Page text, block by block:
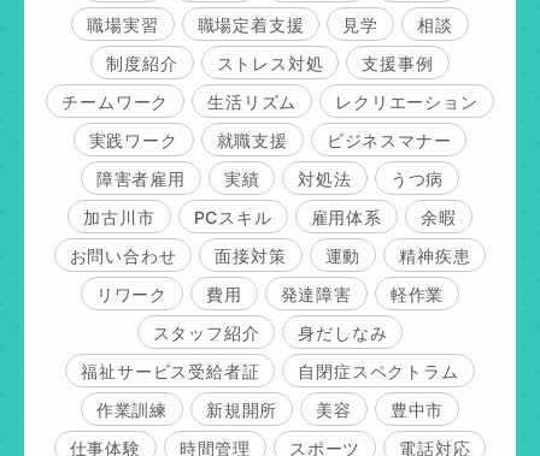
職場実習
職場定着支援 見学
相談
制度紹介
ストレス対処
支援事例
チームワーク
生活リズム
レクリエーション
実践ワーク
就職支援
ビジネスマナー
障害者雇用
実績 対処法
うつ病
加古川市
PCスキル 雇用体系
余暇
お問い合わせ
面接対策 運動
精神疾患
リワーク
費用 発達障害
軽作業
スタッフ紹介
身だしなみ
福祉サービス受給者証
自閉症スペクトラム
作業訓練
新規開所 美容
豊中市
仕事体験
時間管理 スポーツ
電話対応